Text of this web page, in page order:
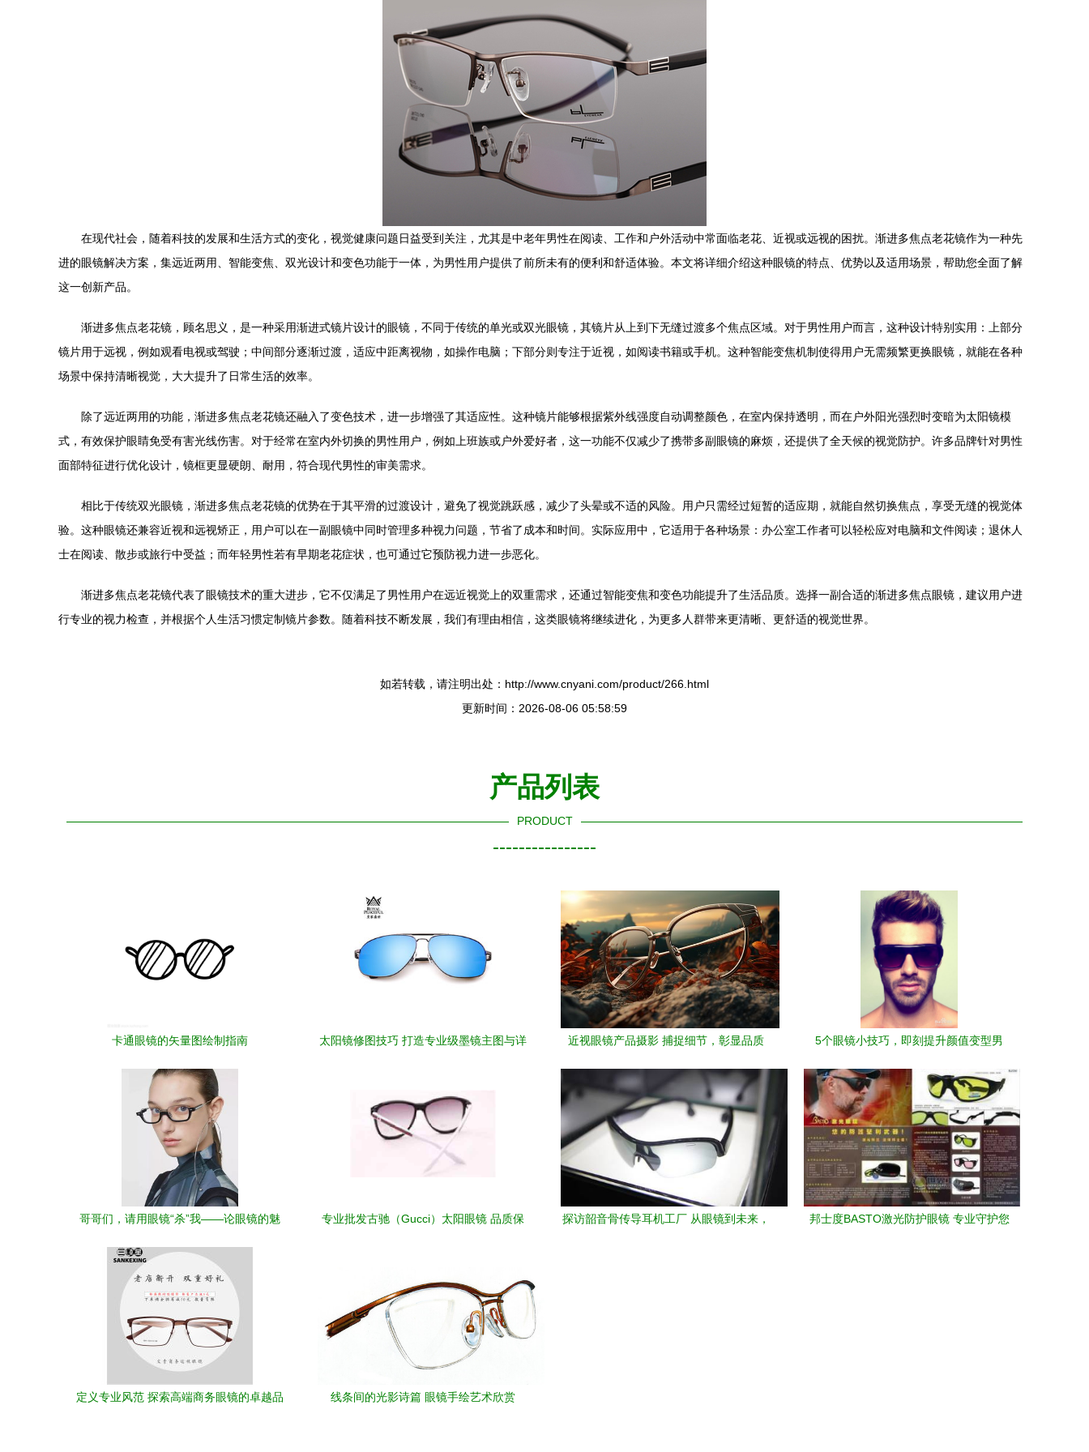
在现代社会，随着科技的发展和生活方式的变化，视觉健康问题日益受到关注，尤其是中老年男性在阅读、工作和户外活动中常面临老花、近视或远视的困扰。渐进多焦点老花镜作为一种先
进的眼镜解决方案，集远近两用、智能变焦、双光设计和变色功能于一体，为男性用户提供了前所未有的便利和舒适体验。本文将详细介绍这种眼镜的特点、优势以及适用场景，帮助您全面了解
这一创新产品。
渐进多焦点老花镜，顾名思义，是一种采用渐进式镜片设计的眼镜，不同于传统的单光或双光眼镜，其镜片从上到下无缝过渡多个焦点区域。对于男性用户而言，这种设计特别实用：上部分
镜片用于远视，例如观看电视或驾驶；中间部分逐渐过渡，适应中距离视物，如操作电脑；下部分则专注于近视，如阅读书籍或手机。这种智能变焦机制使得用户无需频繁更换眼镜，就能在各种
场景中保持清晰视觉，大大提升了日常生活的效率。
除了远近两用的功能，渐进多焦点老花镜还融入了变色技术，进一步增强了其适应性。这种镜片能够根据紫外线强度自动调整颜色，在室内保持透明，而在户外阳光强烈时变暗为太阳镜模
式，有效保护眼睛免受有害光线伤害。对于经常在室内外切换的男性用户，例如上班族或户外爱好者，这一功能不仅减少了携带多副眼镜的麻烦，还提供了全天候的视觉防护。许多品牌针对男性
面部特征进行优化设计，镜框更显硬朗、耐用，符合现代男性的审美需求。
相比于传统双光眼镜，渐进多焦点老花镜的优势在于其平滑的过渡设计，避免了视觉跳跃感，减少了头晕或不适的风险。用户只需经过短暂的适应期，就能自然切换焦点，享受无缝的视觉体
验。这种眼镜还兼容近视和远视矫正，用户可以在一副眼镜中同时管理多种视力问题，节省了成本和时间。实际应用中，它适用于各种场景：办公室工作者可以轻松应对电脑和文件阅读；退休人
士在阅读、散步或旅行中受益；而年轻男性若有早期老花症状，也可通过它预防视力进一步恶化。
渐进多焦点老花镜代表了眼镜技术的重大进步，它不仅满足了男性用户在远近视觉上的双重需求，还通过智能变焦和变色功能提升了生活品质。选择一副合适的渐进多焦点眼镜，建议用户进
行专业的视力检查，并根据个人生活习惯定制镜片参数。随着科技不断发展，我们有理由相信，这类眼镜将继续进化，为更多人群带来更清晰、更舒适的视觉世界。
如若转载，请注明出处：http://www.cnyani.com/product/266.html
更新时间：2026-08-06 05:58:59
产品列表
PRODUCT
----------------
卡通眼镜的矢量图绘制指南
太阳镜修图技巧 打造专业级墨镜主图与详
近视眼镜产品摄影 捕捉细节，彰显品质 5个眼镜小技巧，即刻提升颜值变型男
哥哥们，请用眼镜“杀”我——论眼镜的魅
专业批发古驰（Gucci）太阳眼镜 品质保
探访韶音骨传导耳机工厂 从眼镜到未来，
邦士度BASTO激光防护眼镜 专业守护您
定义专业风范 探索高端商务眼镜的卓越品
线条间的光影诗篇 眼镜手绘艺术欣赏